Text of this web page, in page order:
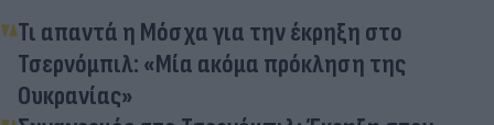
Τι απαντά η Μόσχα για την έκρηξη στο
Τσερνόμπιλ: «Μία ακόμα πρόκληση της
Ουκρανίας»